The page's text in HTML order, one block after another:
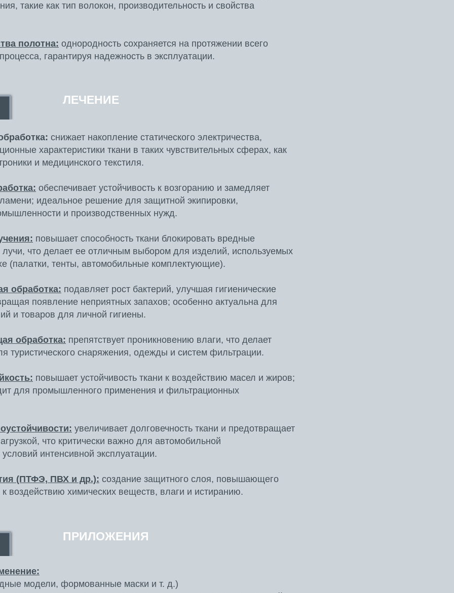
такие как тип волокон, производительность и свойства
полотна: однородность сохраняется на протяжении всего
гарантируя надежность в эксплуатации.
ЛЕЧЕНИЕ
снижает накопление статического электричества,
характеристики ткани в таких чувствительных сферах, как
и медицинского текстиля.
обеспечивает устойчивость к возгоранию и замедляет
идеальное решение для защитной экипировки,
и производственных нужд.
повышает способность ткани блокировать вредные
что делает ее отличным выбором для изделий, используемых
(палатки, тенты, автомобильные комплектующие).
обработка: подавляет рост бактерий, улучшая гигиенические
появление неприятных запахов; особенно актуальна для
и товаров для личной гигиены.
обработка: препятствует проникновению влаги, что делает
туристического снаряжения, одежды и систем фильтрации.
повышает устойчивость ткани к воздействию масел и жиров;
для промышленного применения и фильтрационных
увеличивает долговечность ткани и предотвращает
что критически важно для автомобильной
интенсивной эксплуатации.
(ПТФЭ, ПВХ и др.): создание защитного слоя, повышающего
к воздействию химических веществ, влаги и истиранию.
ПРИЛОЖЕНИЯ
модели, формованные маски и т. д.)